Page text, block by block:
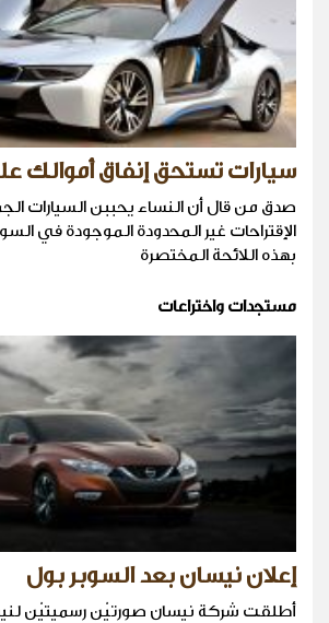
سيارات تستحق إنفاق أموالك
صدق من قال أن النساء يحببن السيارات
الإقتراحات غير المحدودة الموجودة في
بهذه اللائحة المختصرة
مستجدات واختراعات
إعلان نيسان بعد السوبر بول